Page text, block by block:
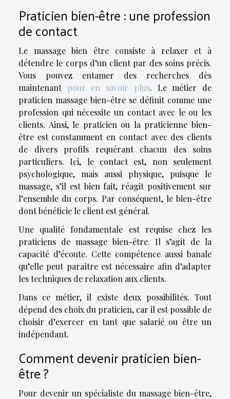
Praticien bien-être : une profession
de contact
Le massage bien être consiste à relaxer et à
détendre le corps d’un client par des soins précis.
Vous pouvez entamer des recherches dès
maintenant pour en savoir plus. Le métier de
praticien massage bien-être se définit comme une
profession qui nécessite un contact avec le ou les
clients. Ainsi, le praticien ou la praticienne bien-
être est constamment en contact avec des clients
de divers profils requérant chacun des soins
particuliers. Ici, le contact est, non seulement
psychologique, mais aussi physique, puisque le
massage, s’il est bien fait, réagit positivement sur
l’ensemble du corps. Par conséquent, le bien-être
dont bénéficie le client est général.
Une qualité fondamentale est requise chez les
praticiens de massage bien-être. Il s’agit de la
capacité d’écoute. Cette compétence aussi banale
qu’elle peut paraître est nécessaire afin d’adapter
les techniques de relaxation aux clients.
Dans ce métier, il existe deux possibilités. Tout
dépend des choix du praticien, car il est possible de
choisir d’exercer en tant que salarié ou être un
indépendant.
Comment devenir praticien bien-
être ?
Pour devenir un spécialiste du massage bien-être,